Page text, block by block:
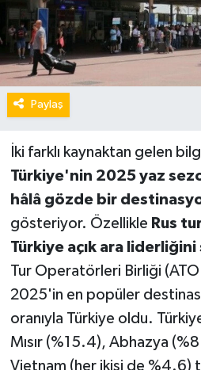
Paylaş
İki farklı kaynaktan gelen
Türkiye'nin 2025 yaz
hâlâ gözde bir
gösteriyor. Özellikle Rus
Türkiye açık ara
Tur Operatörleri Birliği
2025'in en popüler
oranıyla Türkiye oldu.
Mısır (%15.4), Abhazya
Vietnam (her ikisi de %4.6)